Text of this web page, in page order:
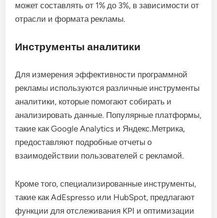
может составлять от 1% до 3%, в зависимости от
отрасли и формата рекламы.
Инструменты аналитики
Для измерения эффективности программной
рекламы используются различные инструменты
аналитики, которые помогают собирать и
анализировать данные. Популярные платформы,
такие как Google Analytics и Яндекс.Метрика,
предоставляют подробные отчеты о
взаимодействии пользователей с рекламой.
Кроме того, специализированные инструменты,
такие как AdEspresso или HubSpot, предлагают
функции для отслеживания KPI и оптимизации